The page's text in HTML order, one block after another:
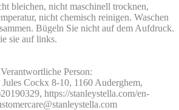
bleichen, nicht maschinell trocknen,
nicht chemisch reinigen. Waschen
Bügeln Sie nicht auf dem Aufdruck.
sie auf links.
Person:
Cockx 8-10, 1160 Auderghem,
https://stanleystella.com/en-